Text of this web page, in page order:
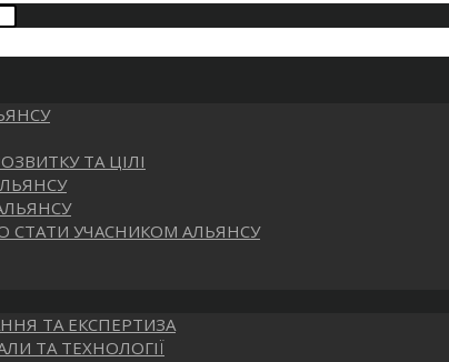
Press
Escape
to
search
ТА ЦІЛІ
СТАТИ УЧАСНИКОМ АЛЬЯНСУ
ТА ЕКСПЕРТИЗА
ТА ТЕХНОЛОГІЇ